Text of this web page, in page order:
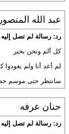
عبد الله المنصور
رد: رسالة لم تصل إليه \
كل ألم ونحن بخير
لم أعد أنا ولم يعودوا
سانتظر حتى موسم
حنان عرفه
رد: رسالة لم تصل إليه \